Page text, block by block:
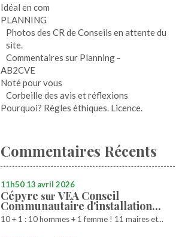
Idéal en com
PLANNING
Photos des CR de Conseils en attente du
site.
Commentaires sur Planning -
AB2CVE
Noté pour vous
Corbeille des avis et réflexions
Pourquoi? Règles éthiques. Licence.
Commentaires Récents
11h50 13 avril 2026
Cépyre sur VEA Conseil
Communautaire d'installation...
10 + 1 : 10 hommes + 1 femme ! 11 maires et...